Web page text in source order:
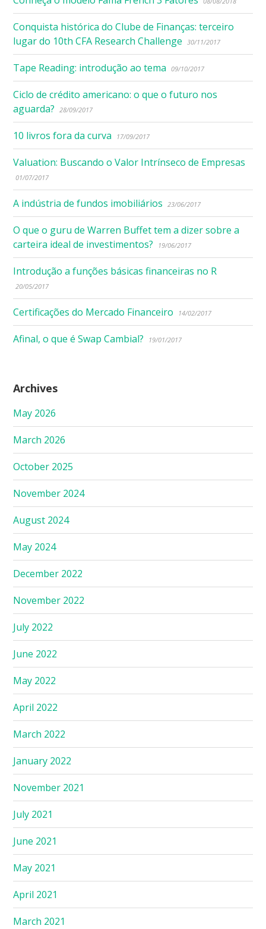
Conquista histórica do Clube de Finanças: terceiro
lugar do 10th CFA Research Challenge
30/11/2017
Tape Reading: introdução ao tema 09/10/2017
Ciclo de crédito americano: o que o futuro nos
aguarda?
28/09/2017
10 livros fora da curva 17/09/2017
Valuation: Buscando o Valor Intrínseco de Empresas
01/07/2017
A indústria de fundos imobiliários 23/06/2017
O que o guru de Warren Buffet tem a dizer sobre a
carteira ideal de investimentos?
19/06/2017
Introdução a funções básicas financeiras no R
20/05/2017
Certificações do Mercado Financeiro 14/02/2017
Afinal, o que é Swap Cambial? 19/01/2017
Archives
May 2026
March 2026
October 2025
November 2024
August 2024
May 2024
December 2022
November 2022
July 2022
June 2022
May 2022
April 2022
March 2022
January 2022
November 2021
July 2021
June 2021
May 2021
April 2021
March 2021